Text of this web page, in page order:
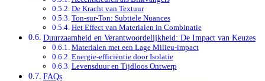
De Kracht van Textuur
Ton-sur-Ton: Subtiele Nuances
Het Effect van Materialen in Combinatie
Duurzaamheid en Verantwoordelijkheid: De Impact van Keuzes
Materialen met een Lage Milieu-impact
Energie-efficiëntie door Isolatie
Levensduur en Tijdloos Ontwerp
FAQs